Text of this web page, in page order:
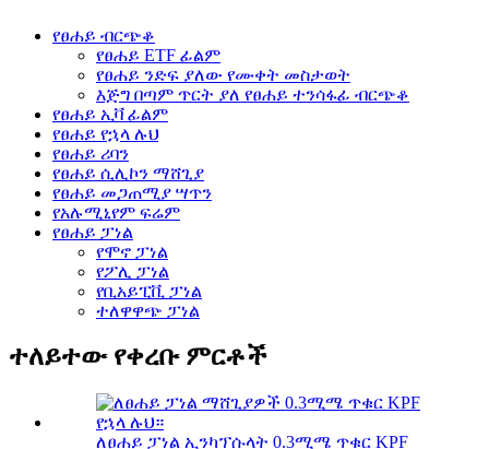
የፀሐይ ብርጭቆ
የፀሐይ ETF ፊልም
የፀሐይ ንድፍ ያለው የሙቀት መስታወት
እጅግ በጣም ጥርት ያለ የፀሐይ ተንሳፋፊ ብርጭቆ
የፀሐይ ኢቫ ፊልም
የፀሐይ የኋላ ሉህ
የፀሐይ ሪባን
የፀሐይ ሲሊኮን ማሸጊያ
የፀሐይ መጋጠሚያ ሣጥን
የአሉሚኒየም ፍሬም
የፀሐይ ፓነል
የሞኖ ፓነል
የፖሊ ፓነል
የቢአይፒቪ ፓነል
ተለዋዋጭ ፓነል
ተለይተው የቀረቡ ምርቶች
ለፀሐይ ፓነል ኢንካፕሱላት 0.3ሚሜ ጥቁር KPF